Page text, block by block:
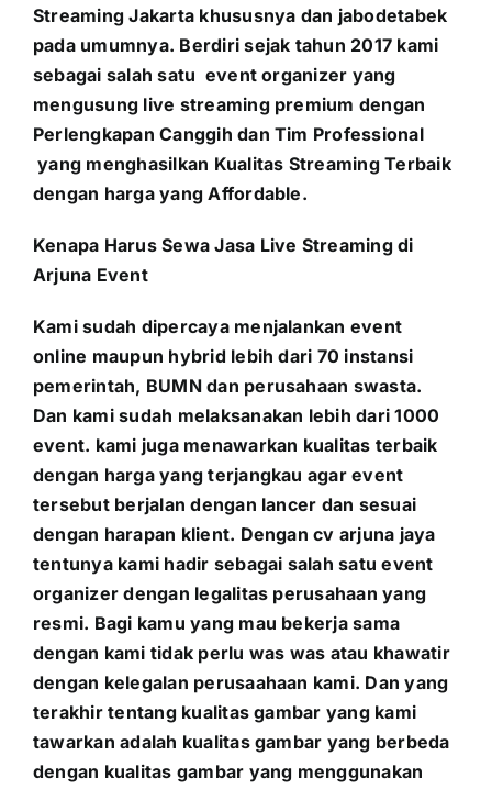
Streaming Jakarta khususnya dan jabodetabek
pada umumnya. Berdiri sejak tahun 2017 kami
sebagai salah satu event organizer yang
mengusung live streaming premium dengan
Perlengkapan Canggih dan Tim Professional
yang menghasilkan Kualitas Streaming Terbaik
dengan harga yang Affordable.
Kenapa Harus Sewa Jasa Live Streaming di
Arjuna Event
Kami sudah dipercaya menjalankan event
online maupun hybrid lebih dari 70 instansi
pemerintah, BUMN dan perusahaan swasta.
Dan kami sudah melaksanakan lebih dari 1000
event. kami juga menawarkan kualitas terbaik
dengan harga yang terjangkau agar event
tersebut berjalan dengan lancer dan sesuai
dengan harapan klient. Dengan cv arjuna jaya
tentunya kami hadir sebagai salah satu event
organizer dengan legalitas perusahaan yang
resmi. Bagi kamu yang mau bekerja sama
dengan kami tidak perlu was was atau khawatir
dengan kelegalan perusaahaan kami. Dan yang
terakhir tentang kualitas gambar yang kami
tawarkan adalah kualitas gambar yang berbeda
dengan kualitas gambar yang menggunakan